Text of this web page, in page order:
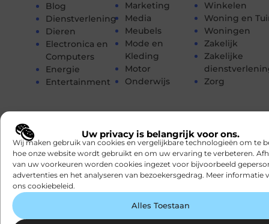
Uw privacy is belangrijk voor ons.
Wij maken gebruik van cookies en vergelijkbare technologieën om te
hoe onze website wordt gebruikt en om uw ervaring te verbeteren.
van uw voorkeuren worden cookies ingezet voor bijvoorbeeld
advertenties en het analyseren van bezoekersgedrag. Meer informatie
ons cookiebeleid.
Alles Toestaan
Blog
Dienstverlening
Dieren
Electronica en
Computers
Energie
Entertainment
Marketing
Media
Meubels
Mode en
Kleding
Motor
Onderwijs
Winkelen
Woning en
Woningen
Zakelijk
Zakelijke
Zorg
Registreer nu en word deel vanons
platform!
Ben jij een gepassioneerde schrijver of een